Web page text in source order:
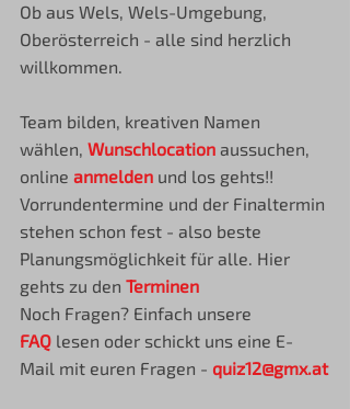
Ob aus Wels, Wels-Umgebung,
Oberösterreich - alle sind herzlich
willkommen.
Team bilden, kreativen Namen
wählen, Wunschlocation aussuchen,
online anmelden und los gehts!!
Vorrundentermine und der Finaltermin
stehen schon fest - also beste
Planungsmöglichkeit für alle. Hier
gehts zu den Terminen
Noch Fragen? Einfach unsere
FAQ lesen oder schickt uns eine E-
Mail mit euren Fragen - quiz12@gmx.at